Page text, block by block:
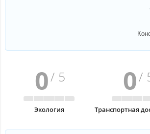
0/ 5
Экология
0/
Транспортная